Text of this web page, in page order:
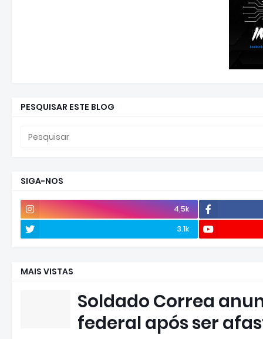
PESQUISAR ESTE BLOG
SIGA-NOS
4,5k
3.1k
MAIS VISTAS
Soldado Correa
federal após ser